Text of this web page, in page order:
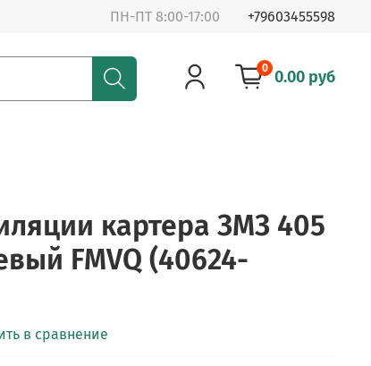
ПН-ПТ 8:00-17:00 +79603455598
0 0.00 руб
картера ЗМЗ 405
FMVQ (40624-
в сравнение